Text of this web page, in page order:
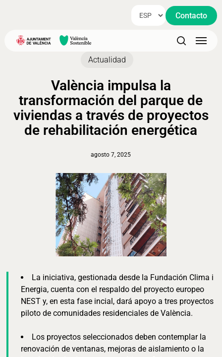
content
Contacto
search
Menu
Actualidad
València impulsa la
transformación del parque de
viviendas a través de proyectos
de rehabilitación energética
agosto 7, 2025
La iniciativa, gestionada desde la Fundación Clima i
Energia, cuenta con el respaldo del proyecto europeo
NEST y, en esta fase incial, dará apoyo a tres proyectos
piloto de comunidades residenciales de València.
Los proyectos seleccionados deben contemplar la
renovación de ventanas, mejoras de aislamiento o la